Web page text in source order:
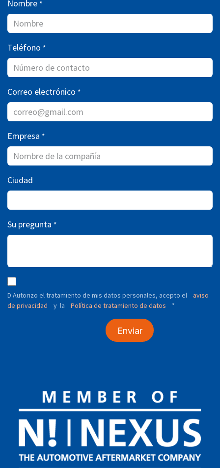
Nombre *
Teléfono *
Correo electrónico *
Empresa *
Ciudad
Su pregunta *
D Autorizo ​​el tratamiento de mis datos personales, acepto el
aviso
de privacidad
y la Política de tratamiento de datos *
Enviar